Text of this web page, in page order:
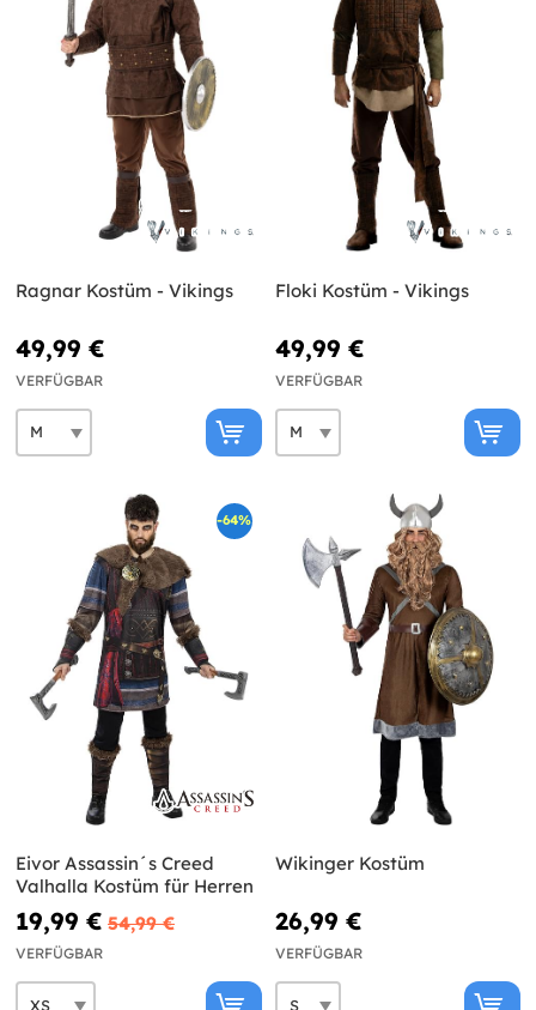
Ragnar Kostüm - Vikings
49,99 €
VERFÜGBAR
Floki Kostüm - Vikings
49,99 €
VERFÜGBAR
-64%
Eivor Assassin´s Creed
Valhalla Kostüm für Herren
19,99 € 54,99 €
VERFÜGBAR
Wikinger Kostüm
26,99 €
VERFÜGBAR